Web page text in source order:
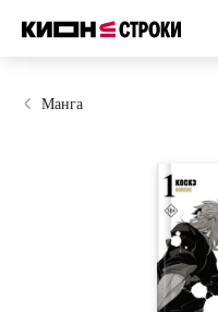
Манга